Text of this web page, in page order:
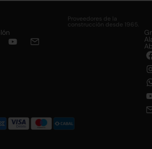
Proveedores de la
construcción desde 1965.